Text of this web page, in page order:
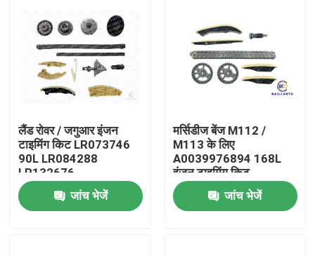
घर
उत्पाद
लैंड रोवर / जगुआर इंजन
टाइमिंग किट LR073746
90L LR084288
LR132676
जांच भेजें
मर्सिडीज बेंज M112 /
M113 के लिए
A0039976894 168L
इंजन टाइमिंग किट
जांच भेजें